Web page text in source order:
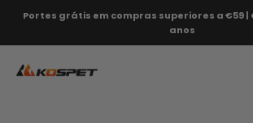
Saltar para o conteúdo
Portes grátis em compras superiores a €59
anos
KOSPET EU